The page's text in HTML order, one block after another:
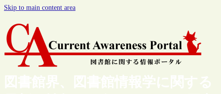
Skip to main content area
図書館界、図書館情報学に関する